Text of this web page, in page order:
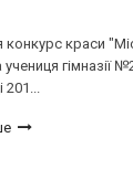
конкурс краси
гімназії